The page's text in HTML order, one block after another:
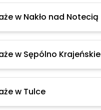
w Nakło nad Notecią
w Sępólno Krajeńskie
w Tulce